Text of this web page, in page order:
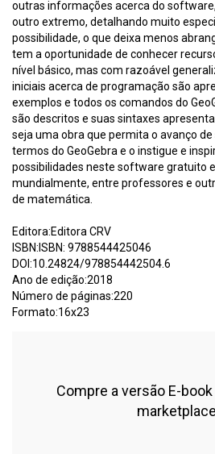
outras informações acerca do
outro extremo, detalhando muito
possibilidade, o que deixa menos
tem a oportunidade de conhecer
nível básico, mas com razoável
iniciais acerca de programação são
exemplos e todos os comandos do
são descritos e suas sintaxes
seja uma obra que permita o avanço
termos do GeoGebra e o instigue e
possibilidades neste software gratuito
mundialmente, entre professores e
de matemática.
Editora:Editora CRV
ISBN:ISBN: 9788544425046
DOI:10.24824/978854442504.6
Ano de edição:2018
Número de páginas:220
Formato:16x23
Compre a versão E-